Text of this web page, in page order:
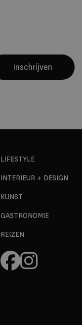
Inschrijven
LIFESTYLE
INTERIEUR + DESIGN
KUNST
GASTRONOMIE
REIZEN